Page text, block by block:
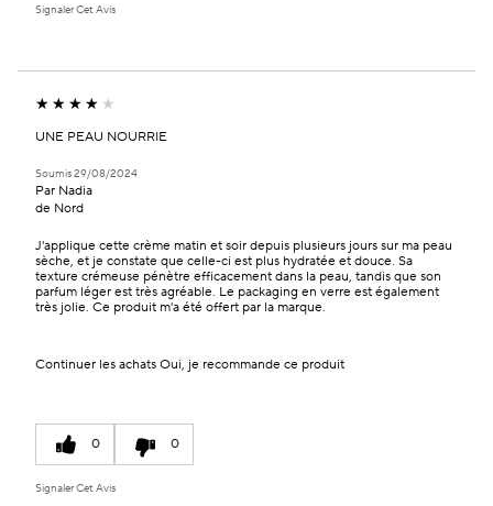
Signaler Cet Avis
UNE PEAU NOURRIE
Soumis29/08/2024
Par Nadia
de Nord
J'applique cette crème matin et soir depuis plusieurs jours sur ma peau
sèche, et je constate que celle-ci est plus hydratée et douce. Sa
texture crémeuse pénètre efficacement dans la peau, tandis que son
parfum léger est très agréable. Le packaging en verre est également
très jolie. Ce produit m'a été offert par la marque.
Continuer les achats Oui, je recommande ce produit
0 0
Signaler Cet Avis